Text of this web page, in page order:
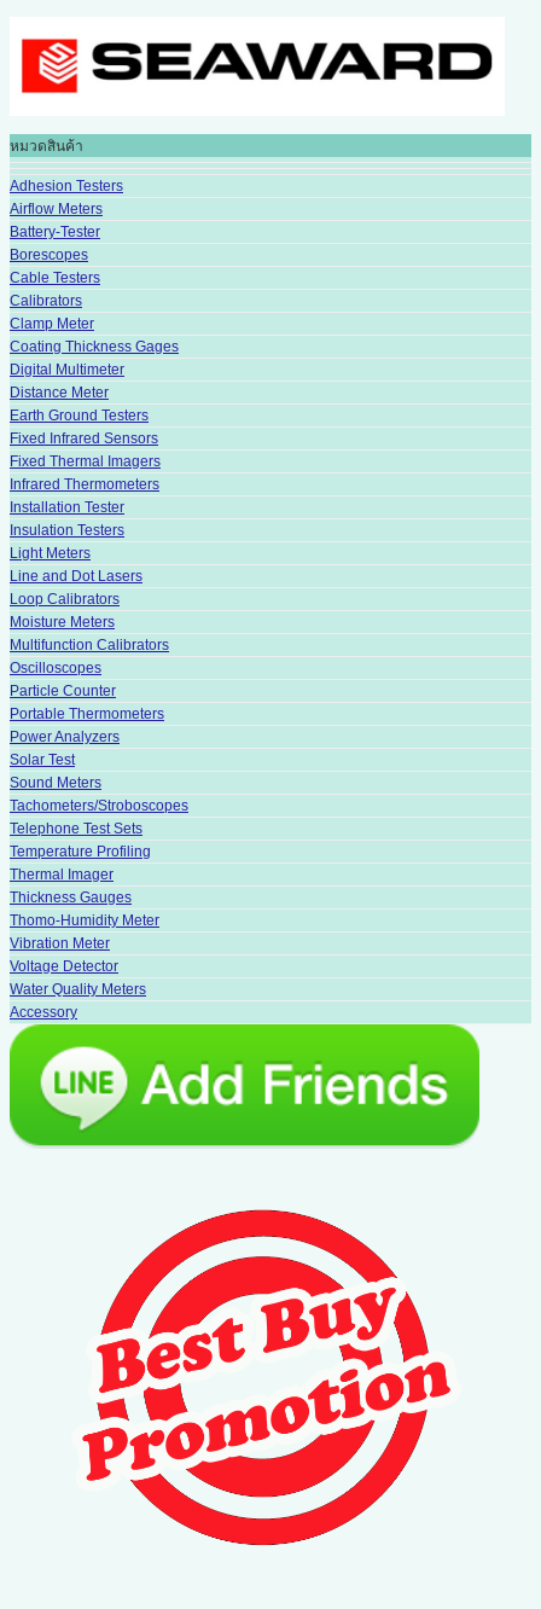
หมวดสินค้า
Adhesion Testers
Airflow Meters
Battery-Tester
Borescopes
Cable Testers
Calibrators
Clamp Meter
Coating Thickness Gages
Digital Multimeter
Distance Meter
Earth Ground Testers
Fixed Infrared Sensors
Fixed Thermal Imagers
Infrared Thermometers
Installation Tester
Insulation Testers
Light Meters
Line and Dot Lasers
Loop Calibrators
Moisture Meters
Multifunction Calibrators
Oscilloscopes
Particle Counter
Portable Thermometers
Power Analyzers
Solar Test
Sound Meters
Tachometers/Stroboscopes
Telephone Test Sets
Temperature Profiling
Thermal Imager
Thickness Gauges
Thomo-Humidity Meter
Vibration Meter
Voltage Detector
Water Quality Meters
Accessory